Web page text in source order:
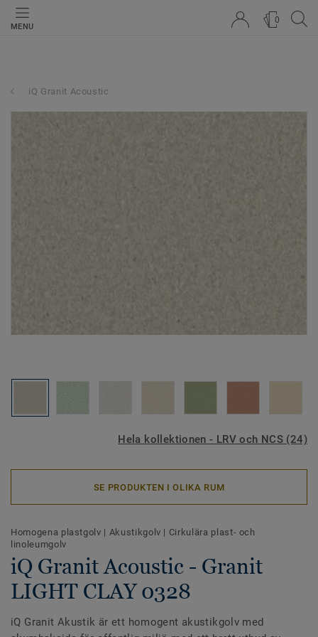
MENU
0
iQ Granit Acoustic
Hela kollektionen - LRV och NCS (24)
SE PRODUKTEN I OLIKA RUM
Homogena plastgolv | Akustikgolv | Cirkulära plast- och
linoleumgolv
iQ Granit Acoustic - Granit
LIGHT CLAY 0328
iQ Granit Akustik är ett homogent akustikgolv med